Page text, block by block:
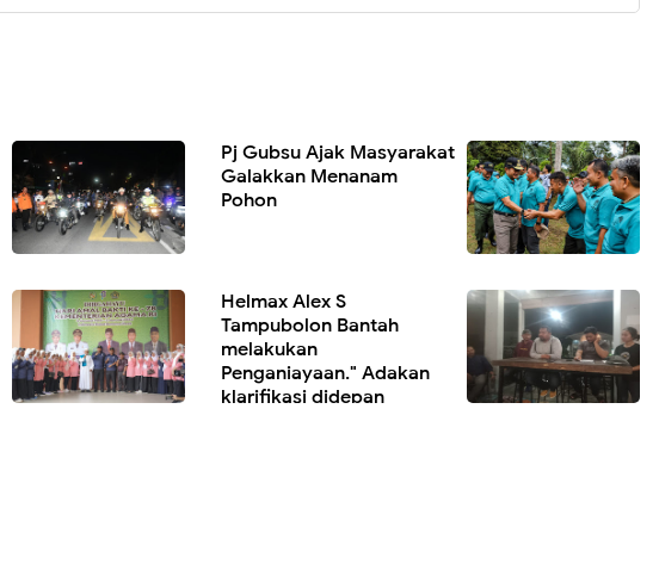
Pj Gubsu Ajak Masyarakat
Galakkan Menanam
Pohon
Helmax Alex S
Tampubolon Bantah
melakukan
Penganiayaan." Adakan
klarifikasi didepan